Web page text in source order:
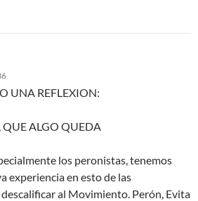
UNA REFLEXION:
QUE ALGO QUEDA
los peronistas, tenemos
experiencia en esto de las
al Movimiento. Perón, Evita